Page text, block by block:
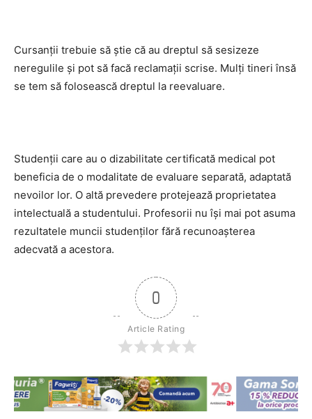
Cursanţii trebuie să ştie că au dreptul să sesizeze
neregulile şi pot să facă reclamaţii scrise. Mulţi tineri însă
se tem să folosească dreptul la reevaluare.
Studenţii care au o dizabilitate certificată medical pot
beneficia de o modalitate de evaluare separată, adaptată
nevoilor lor. O altă prevedere protejează proprietatea
intelectuală a studentului. Profesorii nu îşi mai pot asuma
rezultatele muncii studenţilor fără recunoaşterea
adecvată a acestora.
0
Article Rating